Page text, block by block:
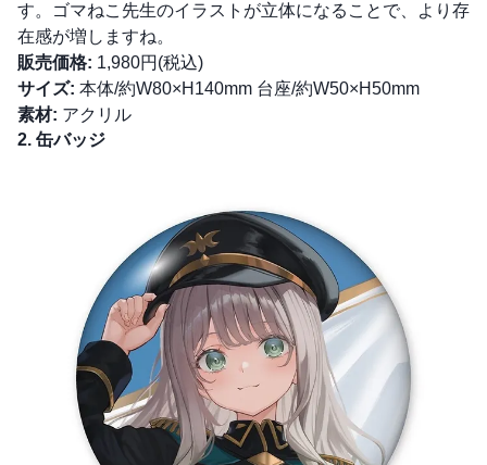
す。ゴマねこ先生のイラストが立体になることで、より存
在感が増しますね。
販売価格: 1,980円(税込)
サイズ: 本体/約W80×H140mm 台座/約W50×H50mm
素材: アクリル
2. 缶バッジ